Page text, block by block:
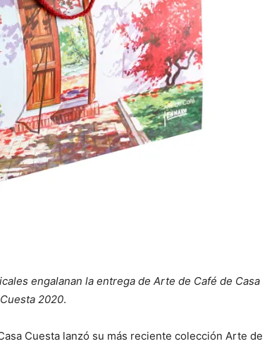
engalanan la entrega de Arte de Café de Casa
Cuesta 2020.
Cuesta lanzó su más reciente colección Arte de